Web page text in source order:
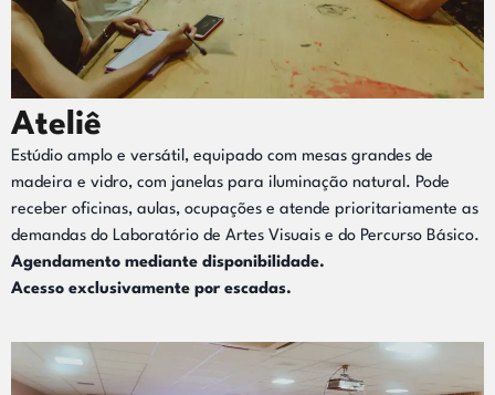
Ateliê
Estúdio amplo e versátil, equipado com mesas grandes de
madeira e vidro, com janelas para iluminação natural. Pode
receber oficinas, aulas, ocupações e atende prioritariamente as
demandas do Laboratório de Artes Visuais e do Percurso Básico.
Agendamento mediante disponibilidade.
Acesso exclusivamente por escadas.